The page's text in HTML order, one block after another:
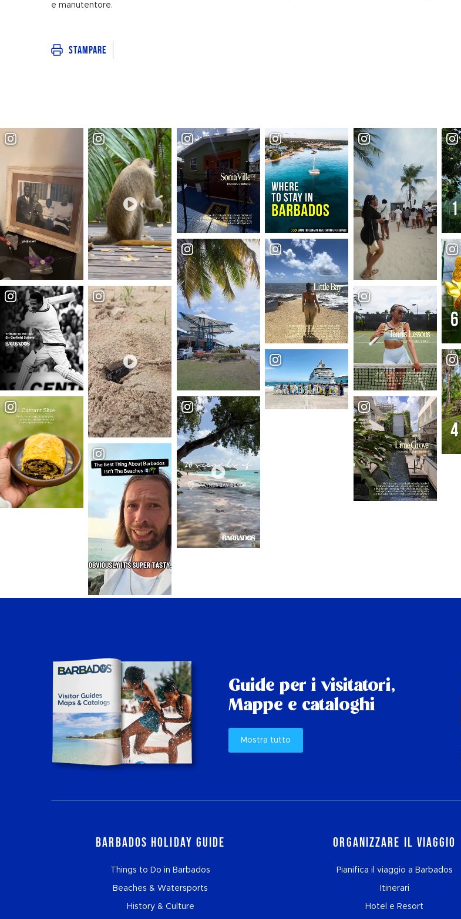
e manutentore.
Stampare
Guide per i visitatori,
Mappe e cataloghi
Mostra tutto
Barbados Holiday Guide
Things to Do in Barbados
Beaches & Watersports
History & Culture
Organizzare il viaggio
Pianifica il viaggio a Barbados
Itinerari
Hotel e Resort